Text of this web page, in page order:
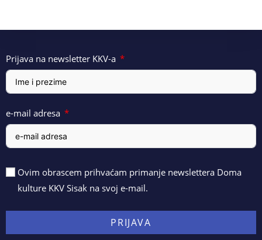
Prijava na newsletter KKV-a
e-mail adresa
Ovim obrascem prihvaćam primanje newslettera Doma
kulture KKV Sisak na svoj e-mail.
PRIJAVA